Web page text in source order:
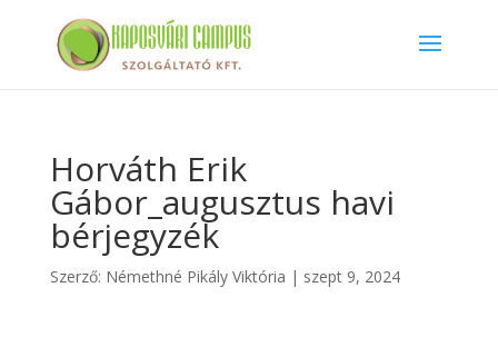
Horváth Erik
Gábor_augusztus havi
bérjegyzék
Szerző: Némethné Pikály Viktória | szept 9, 2024